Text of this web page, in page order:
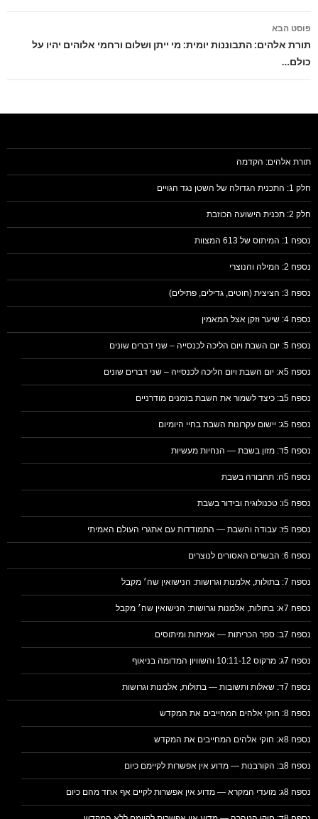
פוסט הבא
תורת אלהים: התבוננות יומית: מי ייתן ושלום ורחמי אלוהים יהיו על
כולם…
תורת אלהים: הקדמה
חלק 1: התכנית הגדולה של השטן נגד הגויים
חלק 2: תכנית הישועה הכוזבת
נספח 1: המיתוס של 613 המצוות
נספח 2: המילה והנוצרי
נספח 3: הציצית (חוטים, גדילים, פתילים)
נספח 4: שיער וזקן אצל המאמין
נספח 5: יום השבת ויום הליכה לכנסייה – שני דברים שונים
נספח 5א: יום השבת ויום הליכה לכנסייה – שני דברים שונים
נספח 5ב: כיצד לשמור את השבת בזמנים מודרניים
נספח 5ג: יישום עקרונות השבת בחיי היומיום
נספח 5ד: מזון בשבת — הנחיות מעשיות
נספח 5ה: תחבורה בשבת
נספח 5ו: טכנולוגיה ובידור בשבת
נספח 5ז: עבודה והשבת — התמודדות עם אתגרי העולם האמיתי
נספח 6: הבשרים האסורים לנוצרים
נספח 7: בתולות, אלמנות וגרושות: הנישואין שה׳ מקבל
נספח 7א: בתולות, אלמנות וגרושות: הנישואין שה׳ מקבל
נספח 7ב: ספר הכריתות — אמיתות ומיתוסים
נספח 7ג: מרקוס 10:11-12 והשוויון המדומה בניאוף
נספח 7ד: שאלות ותשובות — בתולות, אלמנות וגרושות
נספח 8: חוקי אלהים המחייבים את המקדש
נספח 8א: חוקי אלהים המחייבים את המקדש
נספח 8ב: הקורבנות — מדוע אין אפשרות לקיימם כיום
נספח 8ג: מועדי המקרא — מדוע אין אפשרות לקיים אף אחד מהם כיום